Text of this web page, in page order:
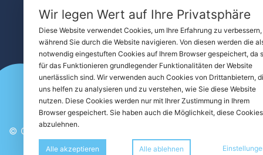
© Copyright Christoph Seifriedsberger 2025
Wir legen Wert auf Ihre Privatsphäre
Diese Website verwendet Cookies, um Ihre Erfahrung zu verbessern,
während Sie durch die Website navigieren. Von diesen werden die
notwendig eingestuften Cookies auf Ihrem Browser gespeichert, da
für das Funktionieren grundlegender Funktionalitäten der Website
unerlässlich sind. Wir verwenden auch Cookies von Drittanbietern,
uns helfen zu analysieren und zu verstehen, wie Sie diese Website
nutzen. Diese Cookies werden nur mit Ihrer Zustimmung in Ihrem
Browser gespeichert. Sie haben auch die Möglichkeit, diese Cookies
abzulehnen.
Alle akzeptieren Alle ablehnen